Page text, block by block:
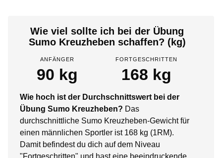
Wie viel sollte ich bei der Übung
Sumo Kreuzheben schaffen? (kg)
ANFÄNGER
90 kg
FORTGESCHRITTEN
168 kg
Wie hoch ist der Durchschnittswert bei der
Übung Sumo Kreuzheben? Das
durchschnittliche Sumo Kreuzheben-Gewicht für
einen männlichen Sportler ist 168 kg (1RM).
Damit befindest du dich auf dem Niveau
"Fortgeschritten" und hast eine beeindruckende